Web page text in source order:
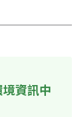
資訊中